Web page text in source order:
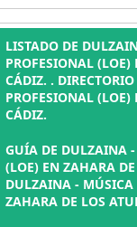
LISTADO DE
PROFESIONAL (LOE)
CÁDIZ. .
PROFESIONAL (LOE)
CÁDIZ.
GUÍA DE DULZAINA
(LOE) EN ZAHARA
DULZAINA - MÚSICA
ZAHARA DE LOS